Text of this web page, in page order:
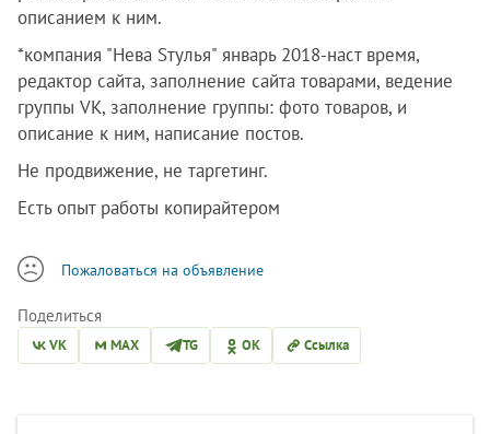
описанием к ним.
*компания "Нева Sтулья" январь 2018-наст время,
редактор сайта, заполнение сайта товарами, ведение
группы VK, заполнение группы: фото товаров, и
описание к ним, написание постов.
Не продвижение, не таргетинг.
Есть опыт работы копирайтером
Пожаловаться на объявление
Поделиться
VK MAX TG OK Ссылка